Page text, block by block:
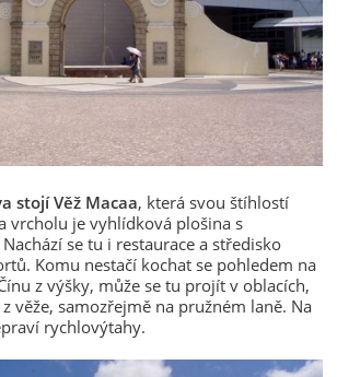
stojí Věž Macaa, která svou štíhlostí
vrcholu je vyhlídková plošina s
se tu i restaurace a středisko
Komu nestačí kochat se pohledem na
z výšky, může se tu projít v oblacích,
věže, samozřejmě na pružném laně. Na
rychlovýtahy.